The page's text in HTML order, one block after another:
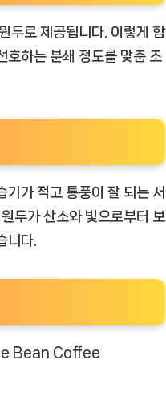
두로 제공됩니다. 이렇게 함
호하는 분쇄 정도를 맞춤 조
기가 적고 통풍이 잘 되는 서
두가 산소와 빛으로부터 보
니다.
Bean Coffee